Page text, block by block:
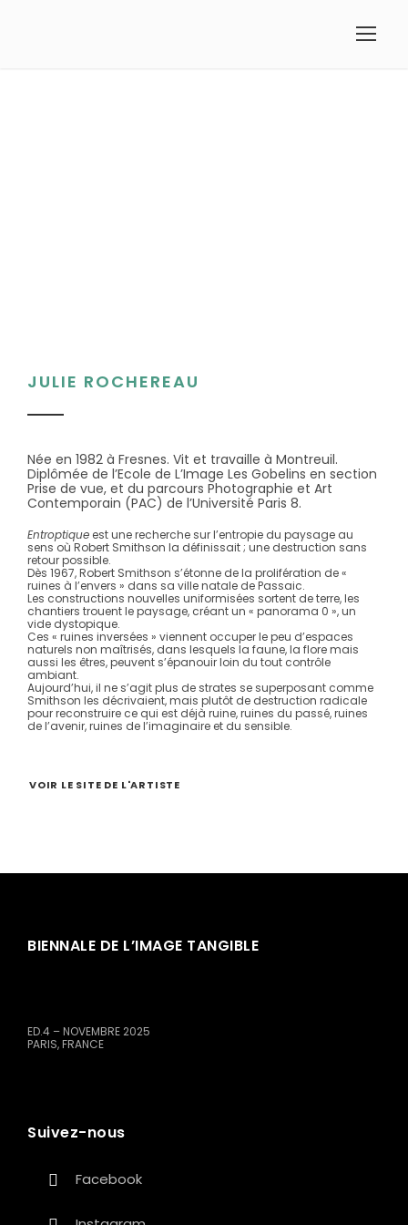
JULIE ROCHEREAU
Née en 1982 à Fresnes. Vit et travaille à Montreuil.
Diplômée de l’Ecole de L’Image Les Gobelins en section
Prise de vue, et du parcours Photographie et Art
Contemporain (PAC) de l’Université Paris 8.
Entroptique est une recherche sur l’entropie du paysage au
sens où Robert Smithson la définissait ; une destruction sans
retour possible.
Dès 1967, Robert Smithson s’étonne de la prolifération de «
ruines à l’envers » dans sa ville natale de Passaic.
Les constructions nouvelles uniformisées sortent de terre, les
chantiers trouent le paysage, créant un « panorama 0 », un
vide dystopique.
Ces « ruines inversées » viennent occuper le peu d’espaces
naturels non maîtrisés, dans lesquels la faune, la flore mais
aussi les êtres, peuvent s’épanouir loin du tout contrôle
ambiant.
Aujourd’hui, il ne s’agit plus de strates se superposant comme
Smithson les décrivaient, mais plutôt de destruction radicale
pour reconstruire ce qui est déjà ruine, ruines du passé, ruines
de l’avenir, ruines de l’imaginaire et du sensible.
VOIR LE SITE DE L'ARTISTE
BIENNALE DE L’IMAGE TANGIBLE
ED.4 – NOVEMBRE 2025
PARIS, FRANCE
Suivez-nous
Facebook